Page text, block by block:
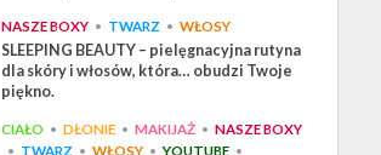
NASZE BOXY • TWARZ • WŁOSY
SLEEPING BEAUTY – pielęgnacyjna rutyna
dla skóry i włosów, która… obudzi Twoje
piękno.
CIAŁO • DŁONIE • MAKIJAŻ • NASZE BOXY
• TWARZ • WŁOSY • YOUTUBE •